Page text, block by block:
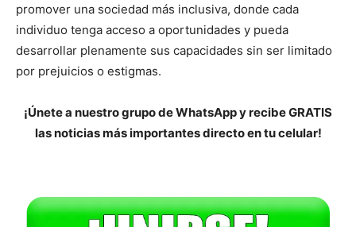
promover una sociedad más inclusiva, donde cada
individuo tenga acceso a oportunidades y pueda
desarrollar plenamente sus capacidades sin ser limitado
por prejuicios o estigmas.
¡Únete a nuestro grupo de WhatsApp y recibe GRATIS
las noticias más importantes directo en tu celular!